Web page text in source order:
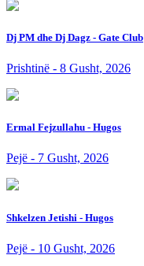
Dj PM dhe Dj Dagz - Gate Club
Prishtinë - 8 Gusht, 2026
Ermal Fejzullahu - Hugos
Pejë - 7 Gusht, 2026
Shkelzen Jetishi - Hugos
Pejë - 10 Gusht, 2026